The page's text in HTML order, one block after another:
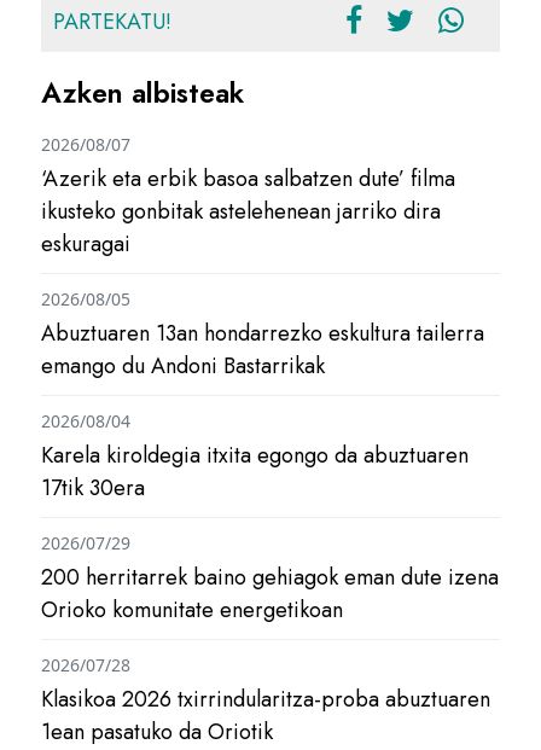
PARTEKATU!
Azken albisteak
‘Azerik eta erbik basoa salbatzen dute’ filma
ikusteko gonbitak astelehenean jarriko dira
eskuragai
2026/08/07
Abuztuaren 13an hondarrezko eskultura tailerra
emango du Andoni Bastarrikak
2026/08/05
Karela kiroldegia itxita egongo da abuztuaren
17tik 30era
2026/08/04
200 herritarrek baino gehiagok eman dute izena
Orioko komunitate energetikoan
2026/07/29
Klasikoa 2026 txirrindularitza-proba abuztuaren
1ean pasatuko da Oriotik
2026/07/28